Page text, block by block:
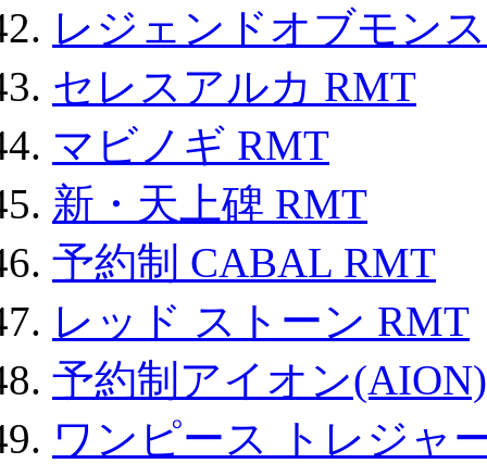
レジェンドオブモン
セレスアルカ RMT
マビノギ RMT
新・天上碑 RMT
予約制 CABAL RMT
レッド ストーン RMT
予約制アイオン
ワンピース トレジャ